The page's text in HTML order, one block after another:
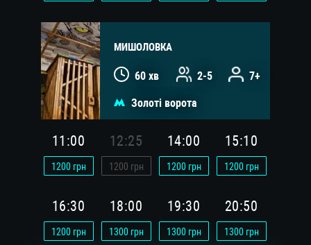
МИШОЛОВКА
60 хв 2-5 7+
Золоті ворота
11:00
1200грн
12:25
1200 грн
14:00
1200грн
15:10
1200грн
16:30
1200грн
18:00
1300грн
19:30
1300грн
20:50
1300грн